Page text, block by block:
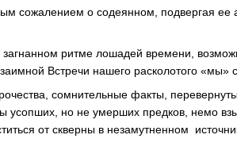
сожалением о содеянном, подвергая ее
ритме лошадей времени,
Встречи нашего расколотого
сомнительные факты,
усопших, но не умерших предков, немо
от скверны в незамутненном